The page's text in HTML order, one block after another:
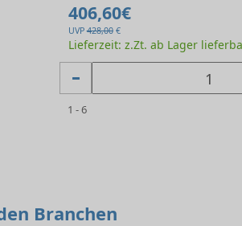
406,60€
UVP428,00€
Lieferzeit: z.Zt. ab Lager
1 - 6
Branchen